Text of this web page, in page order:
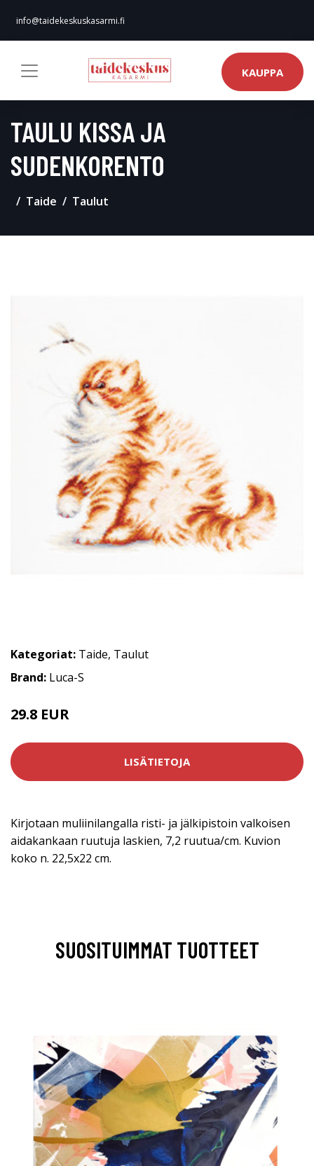
info@taidekeskuskasarmi.fi
KAUPPA
TAULU KISSA JA
SUDENKORENTO
Taide Taulut
Kategoriat: Taide, Taulut
Brand: Luca-S
29.8 EUR
LISÄTIETOJA
Kirjotaan muliinilangalla risti- ja jälkipistoin valkoisen
aidakankaan ruutuja laskien, 7,2 ruutua/cm. Kuvion
koko n. 22,5x22 cm.
SUOSITUIMMAT TUOTTEET